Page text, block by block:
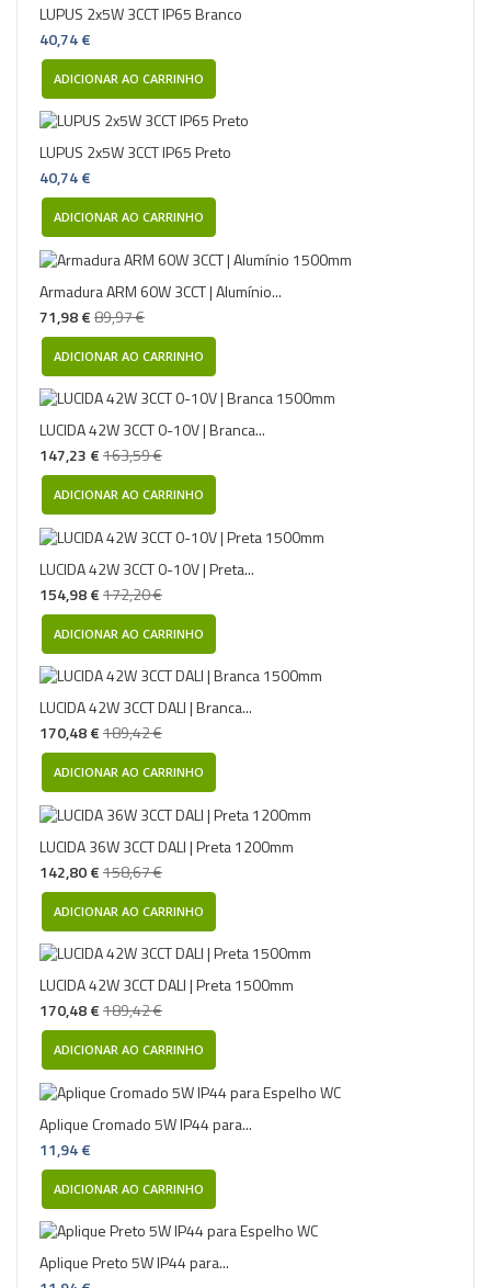
LUPUS 2x5W 3CCT IP65 Branco
40,74 €
ADICIONAR AO CARRINHO
LUPUS 2x5W 3CCT IP65 Preto
40,74 €
ADICIONAR AO CARRINHO
Armadura ARM 60W 3CCT | Alumínio...
71,98 €89,97 €
ADICIONAR AO CARRINHO
LUCIDA 42W 3CCT 0-10V | Branca...
147,23 €163,59 €
ADICIONAR AO CARRINHO
LUCIDA 42W 3CCT 0-10V | Preta...
154,98 €172,20 €
ADICIONAR AO CARRINHO
LUCIDA 42W 3CCT DALI | Branca...
170,48 €189,42 €
ADICIONAR AO CARRINHO
LUCIDA 36W 3CCT DALI | Preta 1200mm
142,80 €158,67 €
ADICIONAR AO CARRINHO
LUCIDA 42W 3CCT DALI | Preta 1500mm
170,48 €189,42 €
ADICIONAR AO CARRINHO
Aplique Cromado 5W IP44 para...
11,94 €
ADICIONAR AO CARRINHO
Aplique Preto 5W IP44 para...